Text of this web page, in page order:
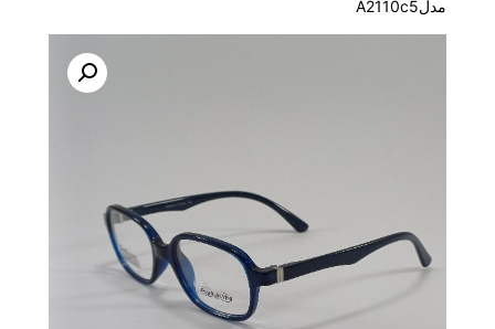
مدلA2110c5